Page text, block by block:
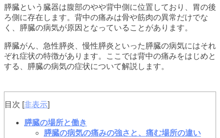
膵臓という臓器は腹部のやや背中側に位置しており、胃の後
ろ側に存在します。背中の痛みは骨や筋肉の異常だけでな
く、膵臓の病気が原因となっていることがあります。
膵臓がん、急性膵炎、慢性膵炎といった膵臓の病気にはそれ
ぞれ症状の特徴があります。ここでは背中の痛みをはじめと
する、膵臓の病気の症状について解説します。
目次 [非表示]
膵臓の場所と働き
膵臓の病気の痛みの強さと、痛む場所の違い